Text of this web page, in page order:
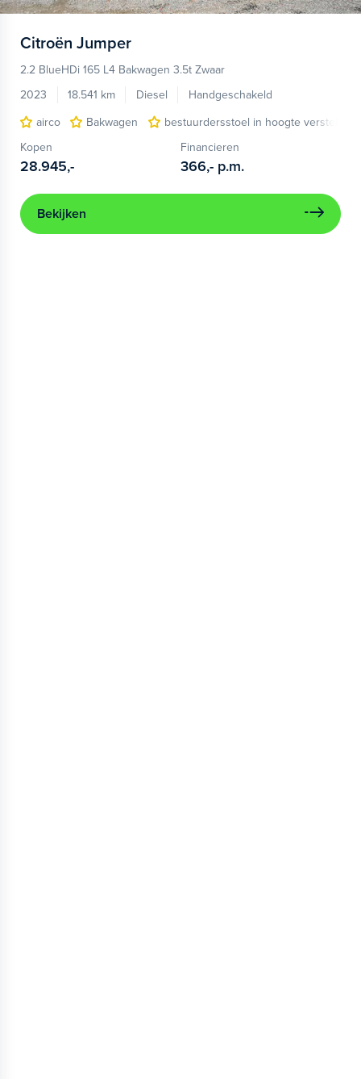
Citroën Jumper
2.2 BlueHDi 165 L4 Bakwagen 3.5t Zwaar
2023
18.541 km Diesel
Handgeschakeld
airco
Bakwagen
bestuurdersstoel in hoogte verstelbaar
Kopen
28.945,-
Financieren
366,- p.m.
Bekijken